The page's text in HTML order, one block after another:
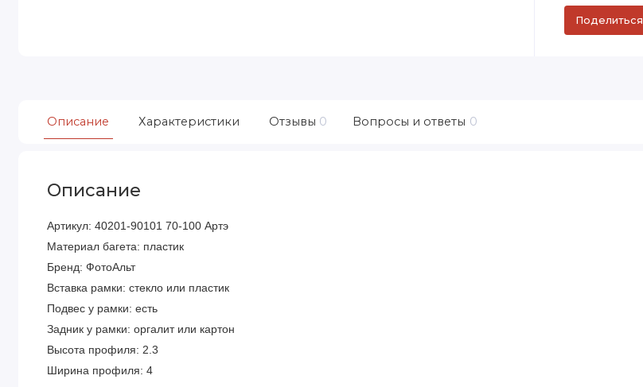
Поделиться
Описание Характеристики Отзывы 0 Вопросы и ответы 0
Описание
Артикул: 40201-90101 70-100 Артэ
Материал багета: пластик
Бренд: ФотоАльт
Вставка рамки: стекло или пластик
Подвес у рамки: есть
Задник у рамки: оргалит или картон
Высота профиля: 2.3
Ширина профиля: 4